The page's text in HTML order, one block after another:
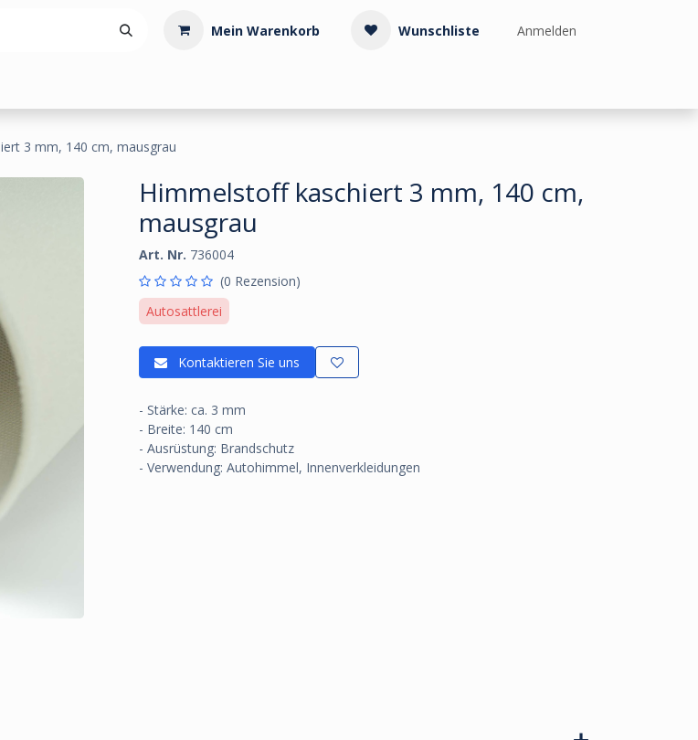
Mein Warenkorb
Wunschliste Anmelden
3 mm, 140 cm, mausgrau
Himmelstoff kaschiert 3 mm, 140 cm,
mausgrau
Art. Nr. 736004
(0 Rezension)
Autosattlerei
Kontaktieren Sie uns
- Stärke: ca. 3 mm
- Breite: 140 cm
- Ausrüstung: Brandschutz
- Verwendung: Autohimmel, Innenverkleidungen